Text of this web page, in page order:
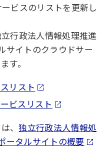
ビスのリストを更新し
行政法人情報処理推進
サイトのクラウドサー
す。
リスト
ビスリスト
、独立行政法人情報処
ータルサイトの概要